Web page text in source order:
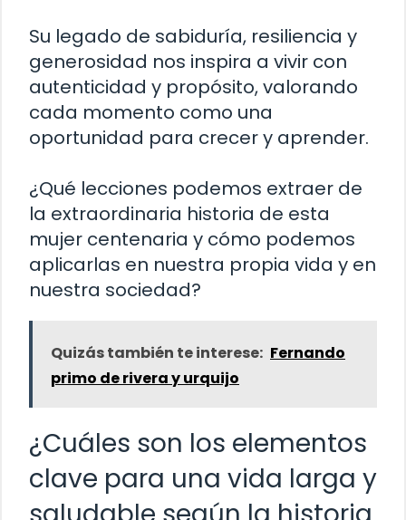
Su legado de sabiduría, resiliencia y
generosidad nos inspira a vivir con
autenticidad y propósito, valorando
cada momento como una
oportunidad para crecer y aprender.
¿Qué lecciones podemos extraer de
la extraordinaria historia de esta
mujer centenaria y cómo podemos
aplicarlas en nuestra propia vida y en
nuestra sociedad?
Quizás también te interese: Fernando
primo de rivera y urquijo
¿Cuáles son los elementos
clave para una vida larga y